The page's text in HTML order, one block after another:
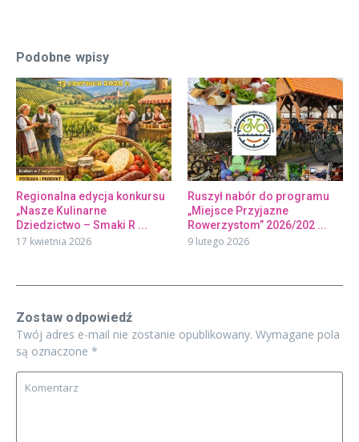
Podobne wpisy
Regionalna edycja konkursu
„Nasze Kulinarne
Dziedzictwo – Smaki R ...
17 kwietnia 2026
Ruszył nabór do programu
„Miejsce Przyjazne
Rowerzystom” 2026/202 ...
9 lutego 2026
Zostaw odpowiedź
Twój adres e-mail nie zostanie opublikowany. Wymagane pola
są oznaczone *